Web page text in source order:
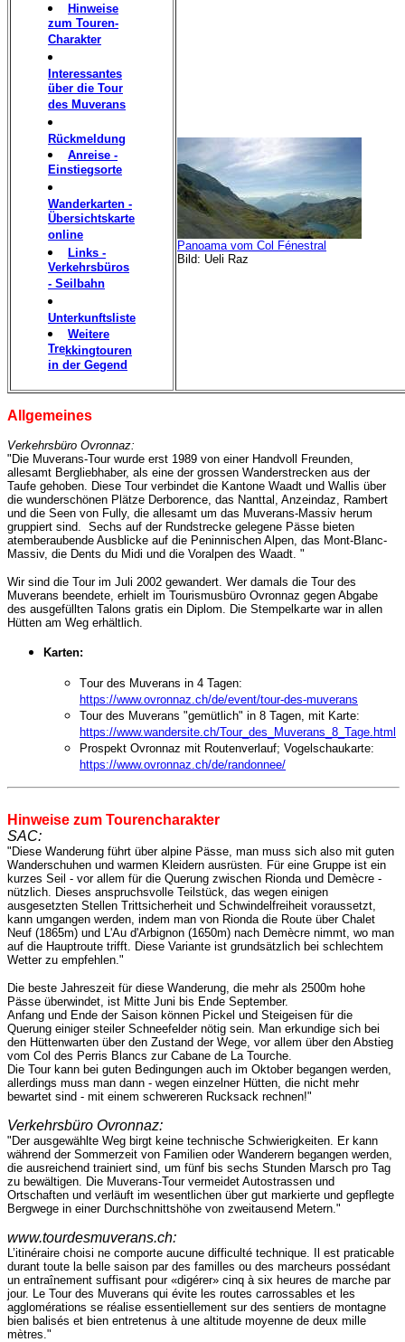
Hinweise
zum Touren-
Charakter
Interessantes
über die Tour
des Muverans
Rückmeldung
Anreise -
Einstiegsorte
Wanderkarten -
Übersichtskarte
online
Links -
Verkehrsbüros
- Seilbahn
Unterkunftsliste
Weitere
Trekkingtouren
in der Gegend
Panoama vom Col Fénestral
Bild: Ueli Raz
Allgemeines
Verkehrsbüro Ovronnaz:
"Die Muverans-Tour wurde erst 1989 von einer Handvoll Freunden,
allesamt Bergliebhaber, als eine der grossen Wanderstrecken aus der
Taufe gehoben. Diese Tour verbindet die Kantone Waadt und Wallis über
die wunderschönen Plätze Derborence, das Nanttal, Anzeindaz, Rambert
und die Seen von Fully, die allesamt um das Muverans-Massiv herum
gruppiert sind. Sechs auf der Rundstrecke gelegene Pässe bieten
atemberaubende Ausblicke auf die Peninnischen Alpen, das Mont-Blanc-
Massiv, die Dents du Midi und die Voralpen des Waadt. "
Wir sind die Tour im Juli 2002 gewandert. Wer damals die Tour des
Muverans beendete, erhielt im Tourismusbüro Ovronnaz gegen Abgabe
des ausgefüllten Talons gratis ein Diplom. Die Stempelkarte war in allen
Hütten am Weg erhältlich.
Karten:
Tour des Muverans in 4 Tagen:
https://www.ovronnaz.ch/de/event/tour-des-muverans
Tour des Muverans "gemütlich" in 8 Tagen, mit Karte:
https://www.wandersite.ch/Tour_des_Muverans_8_Tage.html
Prospekt Ovronnaz mit Routenverlauf; Vogelschaukarte:
https://www.ovronnaz.ch/de/randonnee/
Hinweise zum Tourencharakter
SAC:
"Diese Wanderung führt über alpine Pässe, man muss sich also mit guten
Wanderschuhen und warmen Kleidern ausrüsten. Für eine Gruppe ist ein
kurzes Seil - vor allem für die Querung zwischen Rionda und Demècre -
nützlich. Dieses anspruchsvolle Teilstück, das wegen einigen
ausgesetzten Stellen Trittsicherheit und Schwindelfreiheit voraussetzt,
kann umgangen werden, indem man von Rionda die Route über Chalet
Neuf (1865m) und L'Au d'Arbignon (1650m) nach Demècre nimmt, wo man
auf die Hauptroute trifft. Diese Variante ist grundsätzlich bei schlechtem
Wetter zu empfehlen."
Die beste Jahreszeit für diese Wanderung, die mehr als 2500m hohe
Pässe überwindet, ist Mitte Juni bis Ende September.
Anfang und Ende der Saison können Pickel und Steigeisen für die
Querung einiger steiler Schneefelder nötig sein. Man erkundige sich bei
den Hüttenwarten über den Zustand der Wege, vor allem über den Abstieg
vom Col des Perris Blancs zur Cabane de La Tourche.
Die Tour kann bei guten Bedingungen auch im Oktober begangen werden,
allerdings muss man dann - wegen einzelner Hütten, die nicht mehr
bewartet sind - mit einem schwereren Rucksack rechnen!"
Verkehrsbüro Ovronnaz:
"Der ausgewählte Weg birgt keine technische Schwierigkeiten. Er kann
während der Sommerzeit von Familien oder Wanderern begangen werden,
die ausreichend trainiert sind, um fünf bis sechs Stunden Marsch pro Tag
zu bewältigen. Die Muverans-Tour vermeidet Autostrassen und
Ortschaften und verläuft im wesentlichen über gut markierte und gepflegte
Bergwege in einer Durchschnittshöhe von zweitausend Metern."
www.tourdesmuverans.ch:
L’itinéraire choisi ne comporte aucune difficulté technique. Il est praticable
durant toute la belle saison par des familles ou des marcheurs possédant
un entraînement suffisant pour «digérer» cinq à six heures de marche par
jour. Le Tour des Muverans qui évite les routes carrossables et les
agglomérations se réalise essentiellement sur des sentiers de montagne
bien balisés et bien entretenus à une altitude moyenne de deux mille
mètres."